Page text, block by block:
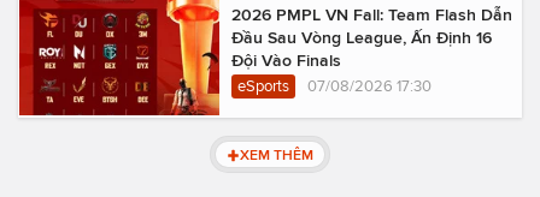
2026 PMPL VN Fall: Team Flash Dẫn
Đầu Sau Vòng League, Ấn Định 16
Đội Vào Finals
eSports 07/08/2026 17:30
XEM THÊM